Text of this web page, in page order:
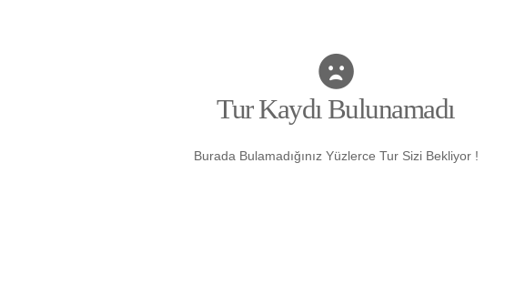
Tur Kaydı Bulunamadı
Burada Bulamadığınız Yüzlerce Tur Sizi Bekliyor !